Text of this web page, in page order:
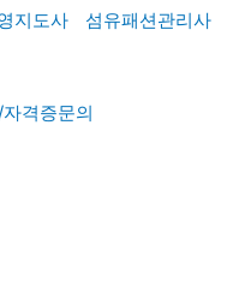
지도사 섬유패션관리사
격증문의